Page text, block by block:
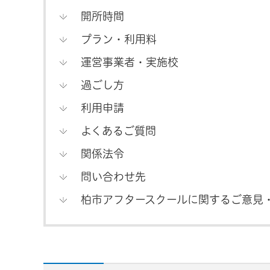
開所時間
プラン・利用料
運営事業者・実施校
過ごし方
利用申請
よくあるご質問
関係法令
問い合わせ先
柏市アフタースクールに関するご意見